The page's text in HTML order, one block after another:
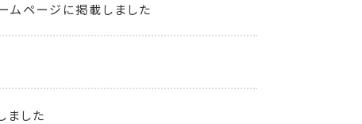
ページに掲載しました
ました